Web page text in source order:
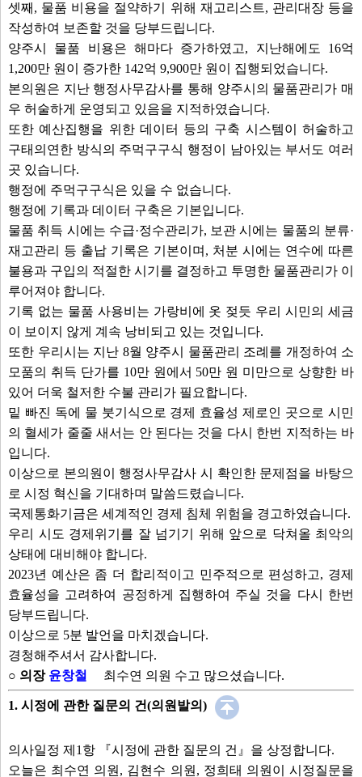
셋째, 물품 비용을 절약하기 위해 재고리스트, 관리대장 등을
작성하여 보존할 것을 당부드립니다.
양주시 물품 비용은 해마다 증가하였고, 지난해에도 16억
1,200만 원이 증가한 142억 9,900만 원이 집행되었습니다.
본의원은 지난 행정사무감사를 통해 양주시의 물품관리가 매
우 허술하게 운영되고 있음을 지적하였습니다.
또한 예산집행을 위한 데이터 등의 구축 시스템이 허술하고
구태의연한 방식의 주먹구구식 행정이 남아있는 부서도 여러
곳 있습니다.
행정에 주먹구구식은 있을 수 없습니다.
행정에 기록과 데이터 구축은 기본입니다.
물품 취득 시에는 수급·정수관리가, 보관 시에는 물품의 분류·
재고관리 등 출납 기록은 기본이며, 처분 시에는 연수에 따른
불용과 구입의 적절한 시기를 결정하고 투명한 물품관리가 이
루어져야 합니다.
기록 없는 물품 사용비는 가랑비에 옷 젖듯 우리 시민의 세금
이 보이지 않게 계속 낭비되고 있는 것입니다.
또한 우리시는 지난 8월 양주시 물품관리 조례를 개정하여 소
모품의 취득 단가를 10만 원에서 50만 원 미만으로 상향한 바
있어 더욱 철저한 수불 관리가 필요합니다.
밑 빠진 독에 물 붓기식으로 경제 효율성 제로인 곳으로 시민
의 혈세가 줄줄 새서는 안 된다는 것을 다시 한번 지적하는 바
입니다.
이상으로 본의원이 행정사무감사 시 확인한 문제점을 바탕으
로 시정 혁신을 기대하며 말씀드렸습니다.
국제통화기금은 세계적인 경제 침체 위험을 경고하였습니다.
우리 시도 경제위기를 잘 넘기기 위해 앞으로 닥쳐올 최악의
상태에 대비해야 합니다.
2023년 예산은 좀 더 합리적이고 민주적으로 편성하고, 경제
효율성을 고려하여 공정하게 집행하여 주실 것을 다시 한번
당부드립니다.
이상으로 5분 발언을 마치겠습니다.
경청해주셔서 감사합니다.
○ 의장 윤창철 최수연 의원 수고 많으셨습니다.
1. 시정에 관한 질문의 건(의원발의)
의사일정 제1항 『시정에 관한 질문의 건』을 상정합니다.
오늘은 최수연 의원, 김현수 의원, 정희태 의원이 시정질문을